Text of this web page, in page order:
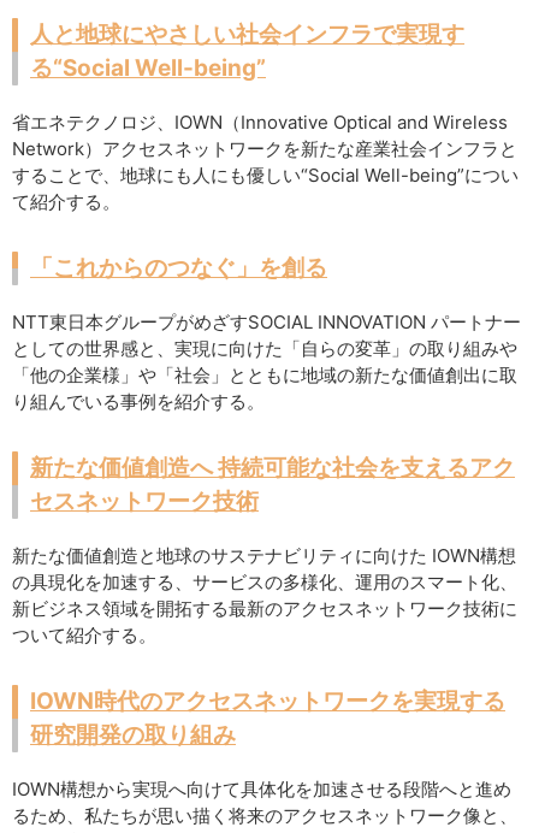
人と地球にやさしい社会インフラで実現す
る“Social Well-being”
省エネテクノロジ、IOWN（Innovative Optical and Wireless
Network）アクセスネットワークを新たな産業社会インフラと
することで、地球にも人にも優しい“Social Well-being”につい
て紹介する。
「これからのつなぐ」を創る
NTT東日本グループがめざすSOCIAL INNOVATION パートナー
としての世界感と、実現に向けた「自らの変革」の取り組みや
「他の企業様」や「社会」とともに地域の新たな価値創出に取
り組んでいる事例を紹介する。
新たな価値創造へ 持続可能な社会を支えるアク
セスネットワーク技術
新たな価値創造と地球のサステナビリティに向けた IOWN構想
の具現化を加速する、サービスの多様化、運用のスマート化、
新ビジネス領域を開拓する最新のアクセスネットワーク技術に
ついて紹介する。
IOWN時代のアクセスネットワークを実現する
研究開発の取り組み
IOWN構想から実現へ向けて具体化を加速させる段階へと進め
るため、私たちが思い描く将来のアクセスネットワーク像と、